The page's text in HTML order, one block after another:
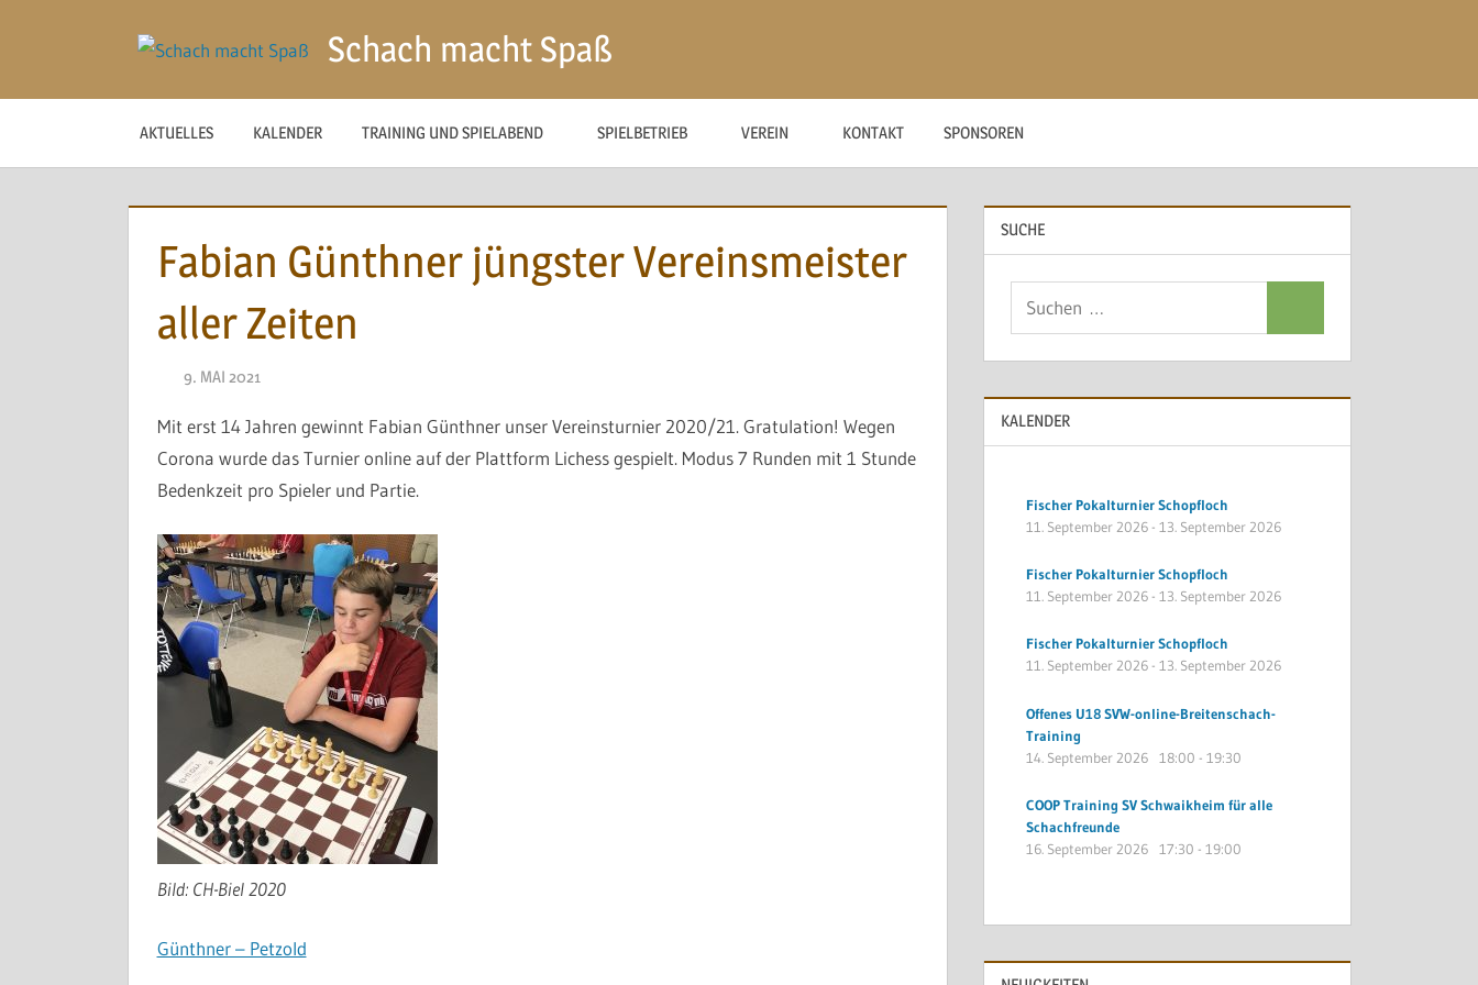
Schach macht Spaß
AKTUELLES KALENDER TRAINING UND SPIELABEND SPIELBETRIEB VEREIN KONTAKT SPONSOREN
Fabian Günthner jüngster Vereinsmeister
aller Zeiten
9. MAI 2021
Mit erst 14 Jahren gewinnt Fabian Günthner unser Vereinsturnier 2020/21. Gratulation! Wegen
Corona wurde das Turnier online auf der Plattform Lichess gespielt. Modus 7 Runden mit 1 Stunde
Bedenkzeit pro Spieler und Partie.
Bild: CH-Biel 2020
Günthner – Petzold
SUCHE
KALENDER
Fischer Pokalturnier Schopfloch
11. September 2026-13. September 2026
Fischer Pokalturnier Schopfloch
11. September 2026-13. September 2026
Fischer Pokalturnier Schopfloch
11. September 2026-13. September 2026
Offenes U18 SVW-online-Breitenschach-
Training
14. September 2026
18:00 -19:30
COOP Training SV Schwaikheim für alle
Schachfreunde
16. September 2026
17:30 -19:00